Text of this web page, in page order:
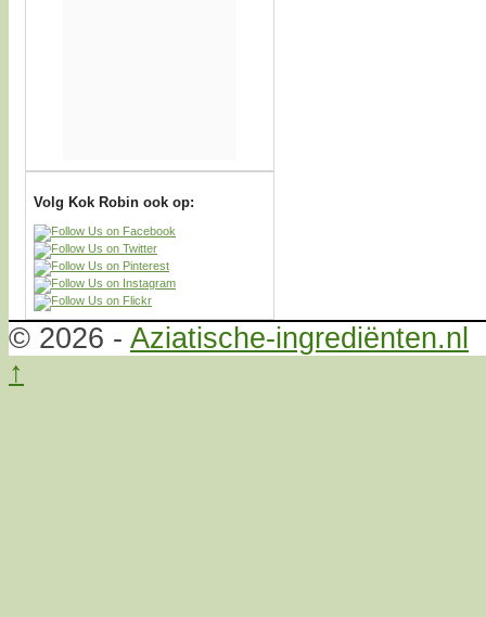
Volg Kok Robin ook op:
© 2026 - Aziatische-ingrediënten.nl
↑